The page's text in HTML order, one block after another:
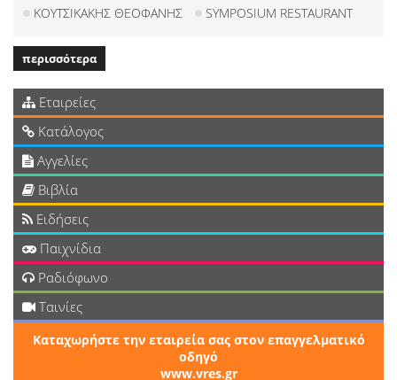
ΚΟΥΤΣΙΚΑΚΗΣ ΘΕΟΦΑΝΗΣ
SYMPOSIUM RESTAURANT
περισσότερα
Εταιρείες
Κατάλογος
Αγγελίες
Βιβλία
Ειδήσεις
Παιχνίδια
Ραδιόφωνο
Ταινίες
Καταχωρήστε την εταιρεία σας στον επαγγελματικό
οδηγό
www.vres.gr